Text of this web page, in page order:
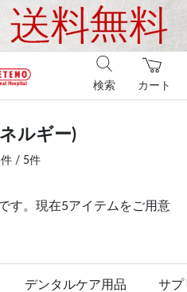
カート
検索
ルギー)
/ 5件
す。現在5アイテムをご用意
デンタルケア用品 サプ